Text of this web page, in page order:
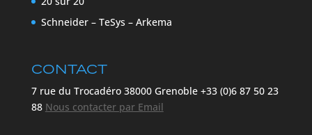
Schneider – TeSys – Arkema
CONTACT
7 rue du Trocadéro 38000 Grenoble +33 (0)6 87 50 23
88 Nous contacter par Email